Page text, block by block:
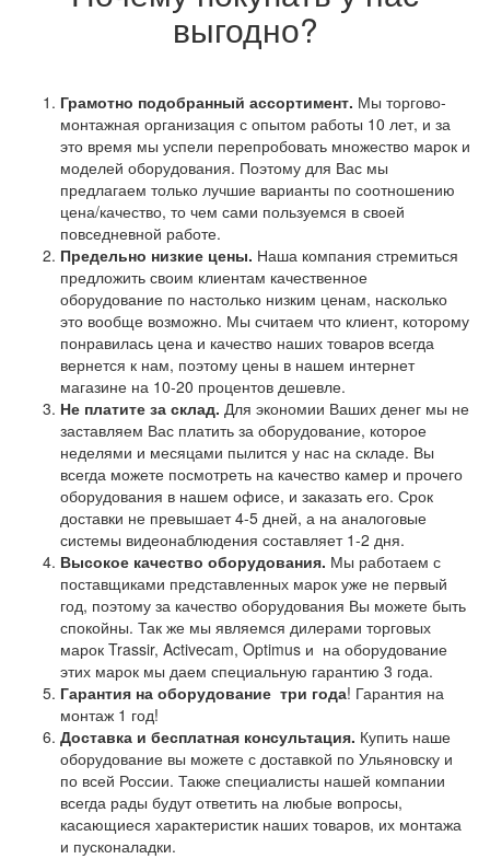
выгодно?
Грамотно подобранный ассортимент. Мы торгово-
монтажная организация с опытом работы 10 лет, и за
это время мы успели перепробовать множество марок и
моделей оборудования. Поэтому для Вас мы
предлагаем только лучшие варианты по соотношению
цена/качество, то чем сами пользуемся в своей
повседневной работе.
Предельно низкие цены. Наша компания стремиться
предложить своим клиентам качественное
оборудование по настолько низким ценам, насколько
это вообще возможно. Мы считаем что клиент, которому
понравилась цена и качество наших товаров всегда
вернется к нам, поэтому цены в нашем интернет
магазине на 10-20 процентов дешевле.
Не платите за склад. Для экономии Ваших денег мы не
заставляем Вас платить за оборудование, которое
неделями и месяцами пылится у нас на складе. Вы
всегда можете посмотреть на качество камер и прочего
оборудования в нашем офисе, и заказать его. Срок
доставки не превышает 4-5 дней, а на аналоговые
системы видеонаблюдения составляет 1-2 дня.
Высокое качество оборудования. Мы работаем с
поставщиками представленных марок уже не первый
год, поэтому за качество оборудования Вы можете быть
спокойны. Так же мы являемся дилерами торговых
марок Trassir, Activecam, Optimus и на оборудование
этих марок мы даем специальную гарантию 3 года.
Гарантия на оборудование три года! Гарантия на
монтаж 1 год!
Доставка и бесплатная консультация. Купить наше
оборудование вы можете с доставкой по Ульяновску и
по всей России. Также специалисты нашей компании
всегда рады будут ответить на любые вопросы,
касающиеся характеристик наших товаров, их монтажа
и пусконаладки.